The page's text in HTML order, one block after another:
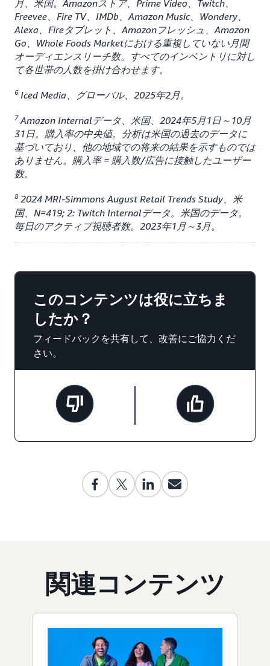
月、米国。Amazonストア、Prime Video、Twitch、
Freevee、Fire TV、IMDb、Amazon Music、Wondery、
Alexa、Fireタブレット、Amazonフレッシュ、Amazon
Go、Whole Foods Marketにおける重複していない月間
オーディエンスリーチ数。すべてのインベントリに対し
て各世帯の人数を掛け合わせます。
6 Iced Media、グローバル、2025年2月。
7 Amazon Internalデータ、米国、2024年5月1日～10月
31日。購入率の中央値。分析は米国の過去のデータに
基づいており、他の地域での将来の結果を示すものでは
ありません。購入率 = 購入数/広告に接触したユーザー
数。
82024 MRI-Simmons August Retail Trends Study、米
国、N=419; 2: Twitch Internalデータ。米国のデータ。
毎日のアクティブ視聴者数。2023年1月～3月。
このコンテンツは役に立ちま
したか？
フィードバックを共有して、改善にご協力くだ
さい。
関連コンテンツ